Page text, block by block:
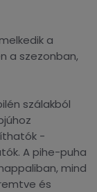
a
a szezonban,
szálakból
-
A pihe-puha
mind
és